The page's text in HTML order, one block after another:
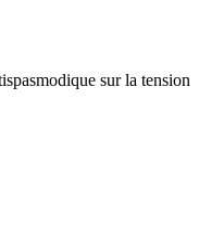
sur la tension